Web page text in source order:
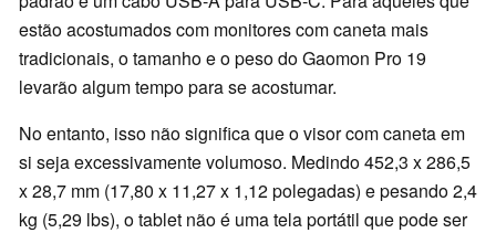
estão acostumados com monitores com caneta mais
tradicionais, o tamanho e o peso do Gaomon Pro 19
levarão algum tempo para se acostumar.
No entanto, isso não significa que o visor com caneta em
si seja excessivamente volumoso. Medindo 452,3 x 286,5
x 28,7 mm (17,80 x 11,27 x 1,12 polegadas) e pesando 2,4
kg (5,29 lbs), o tablet não é uma tela portátil que pode ser